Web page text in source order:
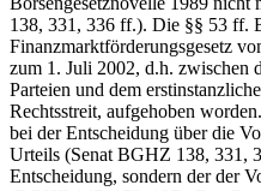
138, 331, 336 ff.). Die §§ 53 ff.
Finanzmarktförderungsgesetz
zum 1. Juli 2002, d.h. zwischen
Parteien und dem
Rechtsstreit, aufgehoben
bei der Entscheidung über die
Urteils (Senat BGHZ 138, 331,
Entscheidung, sondern der der